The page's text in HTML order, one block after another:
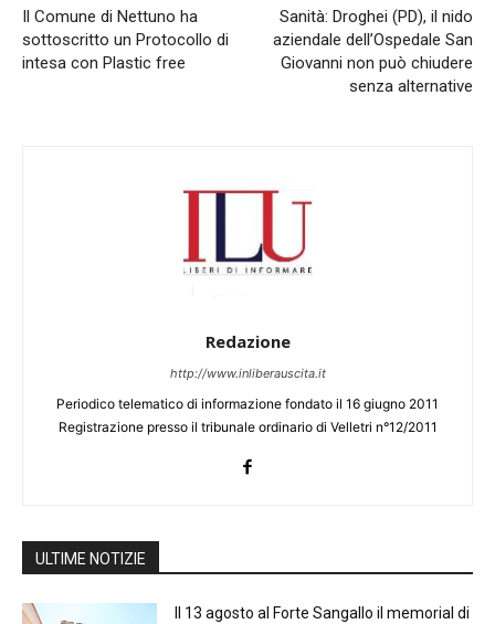
Il Comune di Nettuno ha
sottoscritto un Protocollo di
intesa con Plastic free
Sanità: Droghei (PD), il nido
aziendale dell’Ospedale San
Giovanni non può chiudere
senza alternative
Redazione
http://www.inliberauscita.it
Periodico telematico di informazione fondato il 16 giugno 2011
Registrazione presso il tribunale ordinario di Velletri n°12/2011
ULTIME NOTIZIE
Il 13 agosto al Forte Sangallo il memorial di